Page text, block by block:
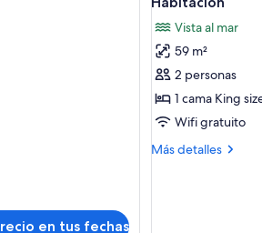
en tus fechas
todas
las
fotos
de
Habitación
Vista al mar
59 m²
2 personas
1 cama King
Wifi gratuito
Más detalles
Más